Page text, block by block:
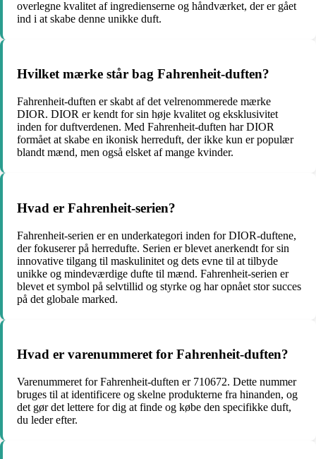
overlegne kvalitet af ingredienserne og håndværket, der er gået
ind i at skabe denne unikke duft.
Hvilket mærke står bag Fahrenheit-duften?
Fahrenheit-duften er skabt af det velrenommerede mærke
DIOR. DIOR er kendt for sin høje kvalitet og eksklusivitet
inden for duftverdenen. Med Fahrenheit-duften har DIOR
formået at skabe en ikonisk herreduft, der ikke kun er populær
blandt mænd, men også elsket af mange kvinder.
Hvad er Fahrenheit-serien?
Fahrenheit-serien er en underkategori inden for DIOR-duftene,
der fokuserer på herredufte. Serien er blevet anerkendt for sin
innovative tilgang til maskulinitet og dets evne til at tilbyde
unikke og mindeværdige dufte til mænd. Fahrenheit-serien er
blevet et symbol på selvtillid og styrke og har opnået stor succes
på det globale marked.
Hvad er varenummeret for Fahrenheit-duften?
Varenummeret for Fahrenheit-duften er 710672. Dette nummer
bruges til at identificere og skelne produkterne fra hinanden, og
det gør det lettere for dig at finde og købe den specifikke duft,
du leder efter.